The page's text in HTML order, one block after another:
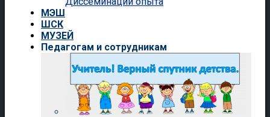
МЭШ
ШСК
МУЗЕЙ
Педагогам и сотрудникам